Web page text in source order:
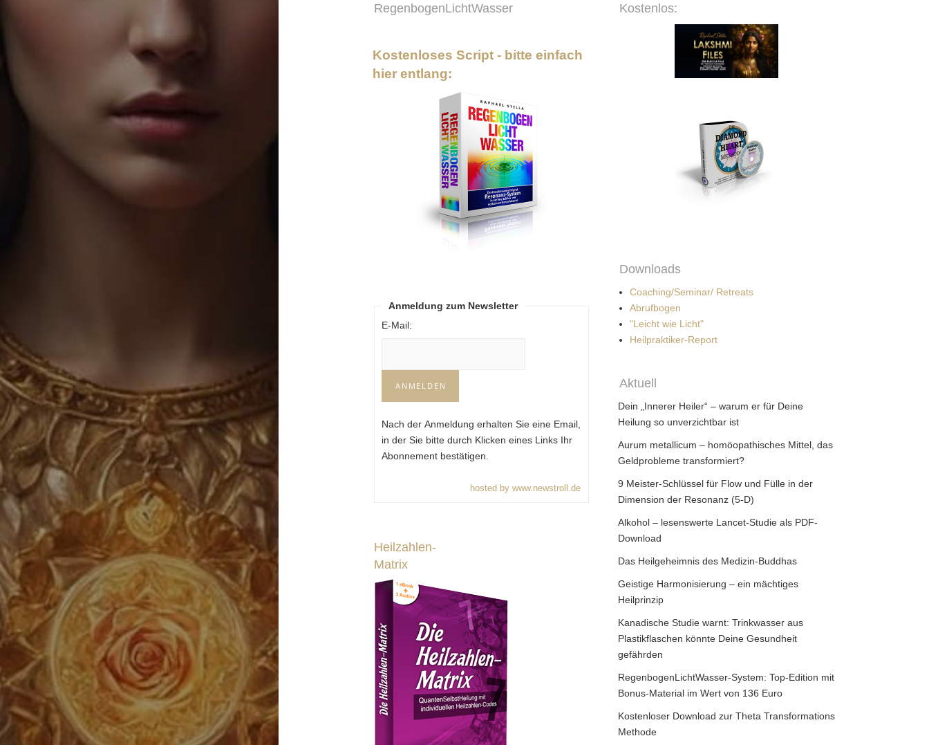
RegenbogenLichtWasser
Kostenloses Script - bitte einfach
hier entlang:
Anmeldung zum Newsletter
E-Mail:
Nach der Anmeldung erhalten Sie eine Email,
in der Sie bitte durch Klicken eines Links Ihr
Abonnement bestätigen.
hosted by www.newstroll.de
Heilzahlen-
Matrix
Kostenlos:
Downloads
Coaching/Seminar/ Retreats
Abrufbogen
"Leicht wie Licht"
Heilpraktiker-Report
Aktuell
Dein „Innerer Heiler“ – warum er für Deine
Heilung so unverzichtbar ist
Aurum metallicum – homöopathisches Mittel, das
Geldprobleme transformiert?
9 Meister-Schlüssel für Flow und Fülle in der
Dimension der Resonanz (5-D)
Alkohol – lesenswerte Lancet-Studie als PDF-
Download
Das Heilgeheimnis des Medizin-Buddhas
Geistige Harmonisierung – ein mächtiges
Heilprinzip
Kanadische Studie warnt: Trinkwasser aus
Plastikflaschen könnte Deine Gesundheit
gefährden
RegenbogenLichtWasser-System: Top-Edition mit
Bonus-Material im Wert von 136 Euro
Kostenloser Download zur Theta Transformations
Methode